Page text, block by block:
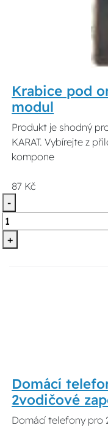
Krabice pod
modul
Produkt je shodný
KARAT. Vybírejte z
kompone
87 Kč
-
+
Domácí
2vodičové
Domácí telefony pro